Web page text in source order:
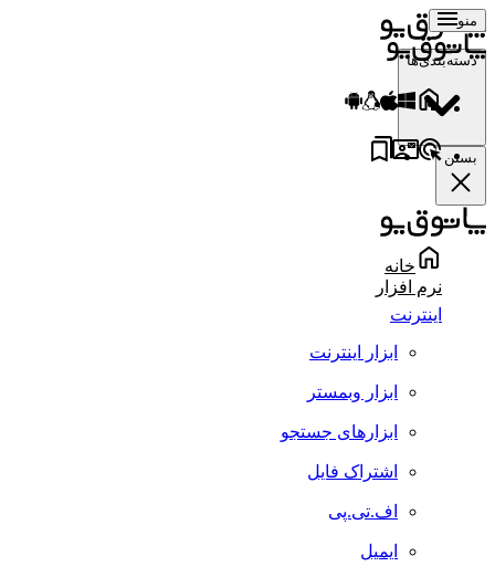
منو
دسته‌بندی‌ها
بستن
خانه
نرم افزار
اینترنت
ابزار اینترنت
ابزار وبمستر
ابزارهای جستجو
اشتراک فایل
اف.تی.پی
ایمیل